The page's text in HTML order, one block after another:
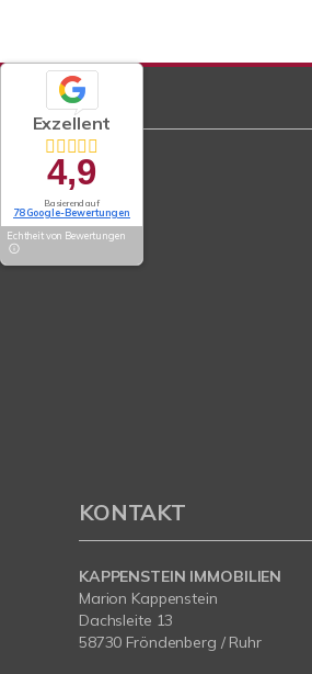
Exzellent
4,9
Basierend auf
78 Google-Bewertungen
Echtheit von Bewertungen
KONTAKT
KAPPENSTEIN IMMOBILIEN
Marion Kappenstein
Dachsleite 13
58730 Fröndenberg / Ruhr